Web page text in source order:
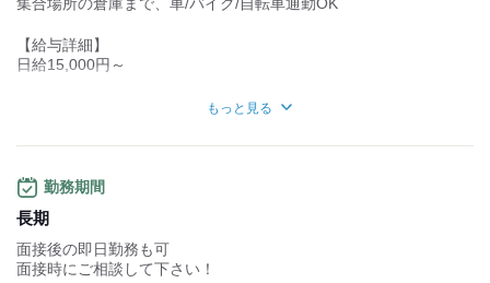
【給与詳細】
日給15,000円～
▼23日出勤
月322,000円～
約455万円～
もっと見る
勤務期間
長期
面接後の即日勤務も可
面接時にご相談して下さい！